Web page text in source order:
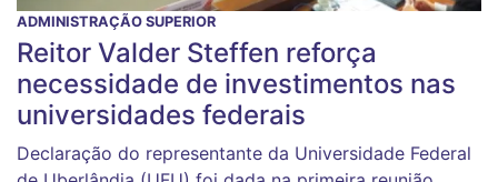
ADMINISTRAÇÃO SUPERIOR
Reitor Valder Steffen reforça
necessidade de investimentos nas
universidades federais
Declaração do representante da Universidade Federal